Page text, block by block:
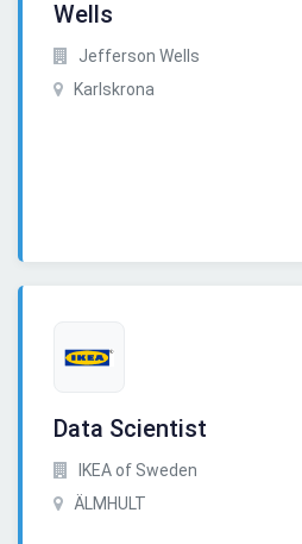
Wells
Jefferson Wells
Karlskrona
Data Scientist
IKEA of Sweden
ÄLMHULT